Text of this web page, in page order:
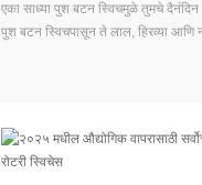
एका साध्या पुश बटन स्विचमुळे तुमचे
पुश बटन स्विचपासून ते लाल, हिरव्या आणि